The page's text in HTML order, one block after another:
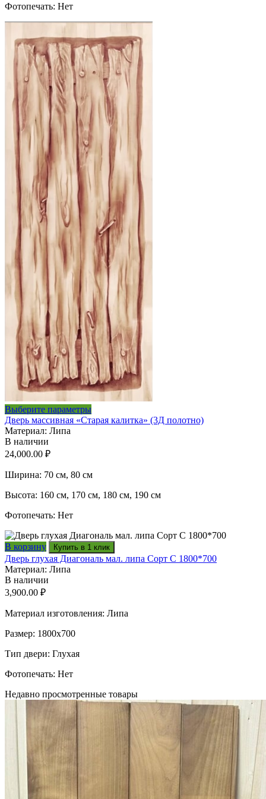
Фотопечать: Нет
Выберите параметрыЭтот
товар
можно
на
Дверь массивная «Старая калитка» (3Д полотно)
Материал: Липа
В наличии
24,000.00 ₽
Ширина: 70 см, 80 см
Высота: 160 см, 170 см, 180 см, 190 см
Фотопечать: Нет
В корзину Купить в 1 клик
Дверь глухая Диагональ мал. липа Сорт С 1800*700
Материал: Липа
В наличии
3,900.00 ₽
Материал изготовления: Липа
Размер: 1800х700
Тип двери: Глухая
Фотопечать: Нет
Недавно просмотренные товары